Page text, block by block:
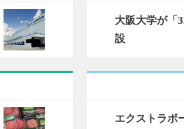
大阪大学が「
設
エクストラボ